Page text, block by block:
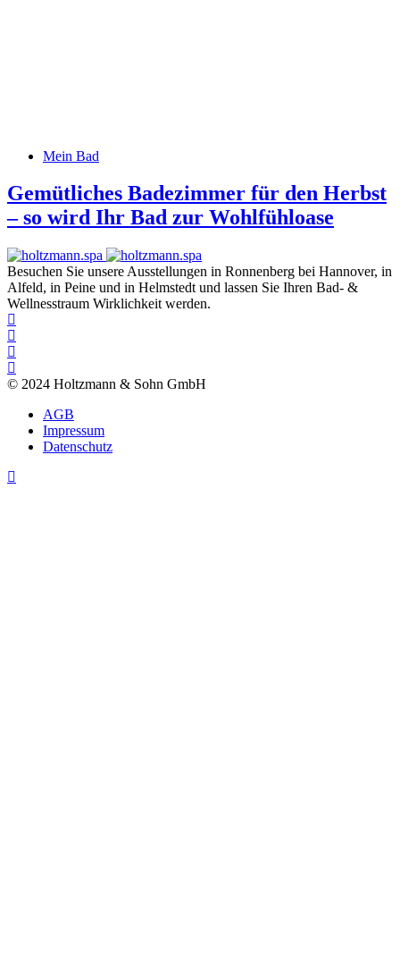
Mein Bad
Gemütliches Badezimmer für den Herbst
– so wird Ihr Bad zur Wohlfühloase
Besuchen Sie unsere Ausstellungen in Ronnenberg bei Hannover, in
Alfeld, in Peine und in Helmstedt und lassen Sie Ihren Bad- &
Wellnesstraum Wirklichkeit werden.
© 2024 Holtzmann & Sohn GmbH
AGB
Impressum
Datenschutz